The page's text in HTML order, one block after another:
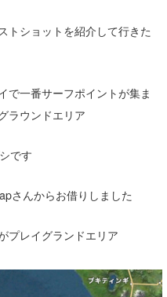
トショットを紹介して行きた
で一番サーフポイントが集ま
ラウンドエリア
です
さんからお借りしました
プレイグランドエリア